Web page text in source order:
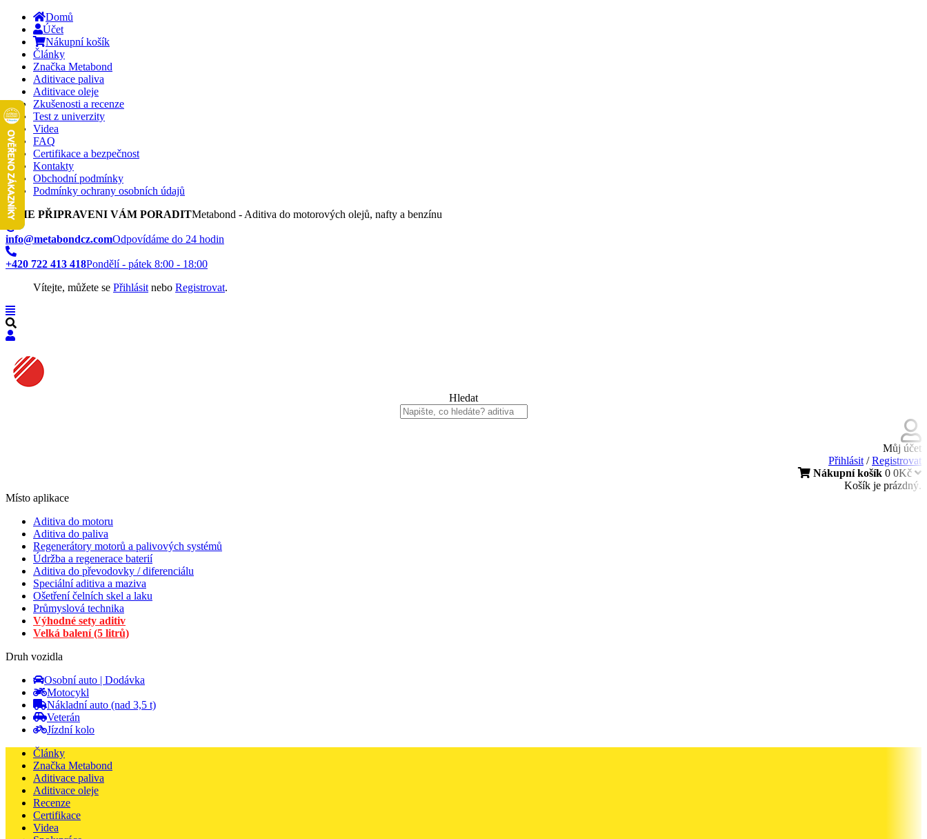
Domů
Účet
Nákupní košík
Články
Značka Metabond
Aditivace paliva
Aditivace oleje
Zkušenosti a recenze
Test z univerzity
Videa
FAQ
Certifikace a bezpečnost
Kontakty
Obchodní podmínky
Podmínky ochrany osobních údajů
JSME PŘIPRAVENI VÁM PORADITMetabond - Aditiva do motorových olejů, nafty a benzínu
info@metabondcz.comOdpovídáme do 24 hodin
+420 722 413 418Pondělí - pátek 8:00 - 18:00
Vítejte, můžete se Přihlásit nebo Registrovat.
Hledat
Můj účet
Přihlásit /Registrovat
Nákupní košík 0 0Kč
Košík je prázdný.
Místo aplikace
Aditiva do motoru
Aditiva do paliva
Regenerátory motorů a palivových systémů
Údržba a regenerace baterií
Aditiva do převodovky / diferenciálu
Speciální aditiva a maziva
Ošetření čelních skel a laku
Průmyslová technika
Výhodné sety aditiv
Velká balení (5 litrů)
Druh vozidla
Osobní auto | Dodávka
Motocykl
Nákladní auto (nad 3,5 t)
Veterán
Jízdní kolo
Články
Značka Metabond
Aditivace paliva
Aditivace oleje
Recenze
Certifikace
Videa